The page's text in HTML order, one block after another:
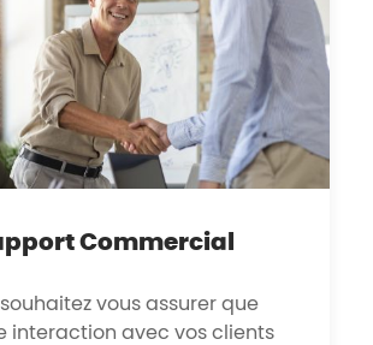
Commercial
vous assurer que
interaction avec vos clients